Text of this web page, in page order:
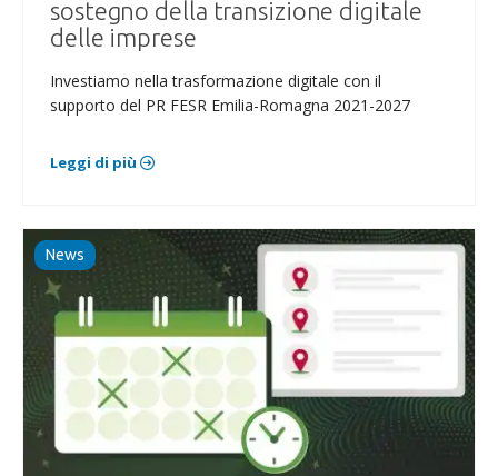
sostegno della transizione digitale
delle imprese
Investiamo nella trasformazione digitale con il
supporto del PR FESR Emilia-Romagna 2021-2027
Leggi di più
News